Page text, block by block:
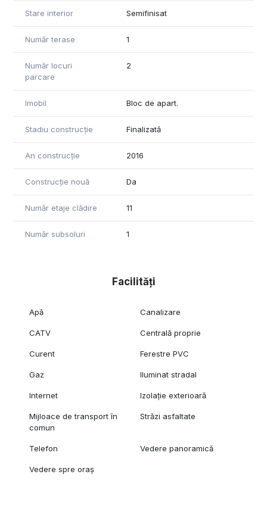
artere de circulație.
Aceasta este mai mult decât o simplă locuință; este un spațiu
Stare interior Semifinisat
Număr terase 1
Număr locuri
parcare
2
Imobil Bloc de apart.
Stadiu construcție Finalizată
An construcție 2016
Construcție nouă Da
Număr etaje clădire 11
Număr subsoluri 1
Facilități
Apă Canalizare
CATV Centrală proprie
Curent Ferestre PVC
Gaz Iluminat stradal
Internet Izolație exterioară
Mijloace de transport în
comun
Străzi asfaltate
Telefon Vedere panoramică
Vedere spre oraș